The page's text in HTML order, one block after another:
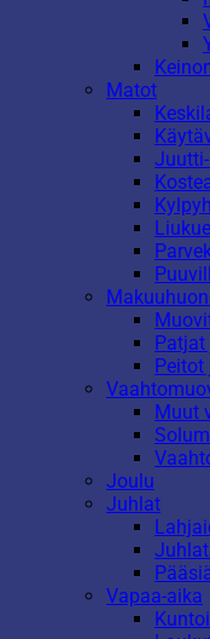
Matot
Patjat
Peitot
Muut
Joulu
Juhlat
Vapaa-aika